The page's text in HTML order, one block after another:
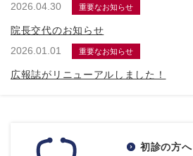
2026.04.30
重要なお知らせ
院長交代のお知らせ
2026.01.01
重要なお知らせ
広報誌がリニューアルしました！
初診の方へ